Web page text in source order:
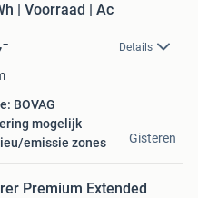
| Voorraad | Ac
Details
BOVAG
mogelijk
emissie zones
Gisteren
Premium Extended